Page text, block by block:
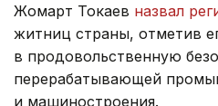
Жомарт Токаев назвал
житниц страны, отметив
в продовольственную
перерабатывающей
и машиностроения.